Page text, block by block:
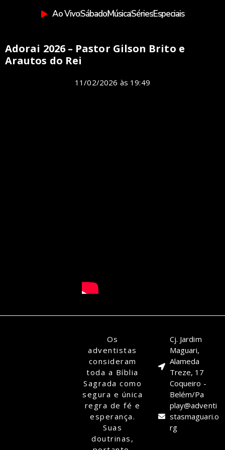
Ao VivoSábadoMúsicaSériesEspeciais
Adorai 2026 – Pastor Gilson Brito e
Arautos do Rei
11/02/2026 às 19:49
Os
adventistas
consideram
toda a Bíblia
Sagrada como
segura e única
regra de fé e
esperança.
Suas
doutrinas,
Cj. Jardim
Maguari,
Alameda
Treze, 17
Coqueiro -
Belém/Pa
play@adventi
stasmaguari.o
rg